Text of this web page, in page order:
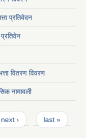
प्रतिवेदन
वितरण विवरण
नामावली
next › last »